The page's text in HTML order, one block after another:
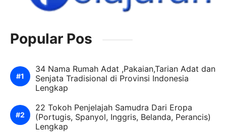
Popular Pos
34 Nama Rumah Adat ,Pakaian,Tarian Adat dan
Senjata Tradisional di Provinsi Indonesia
Lengkap
22 Tokoh Penjelajah Samudra Dari Eropa
(Portugis, Spanyol, Inggris, Belanda, Perancis)
Lengkap